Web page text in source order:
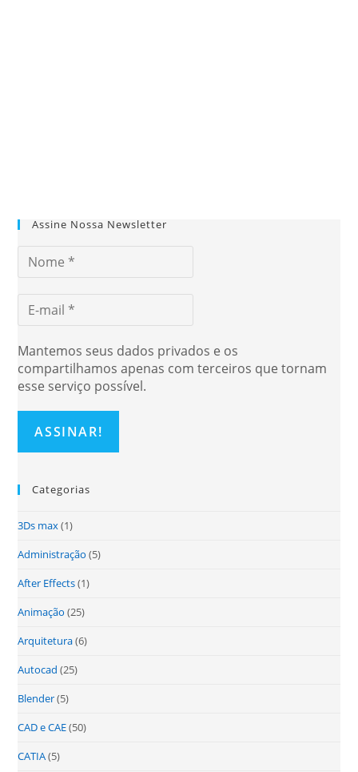
Assine Nossa Newsletter
Mantemos seus dados privados e os
compartilhamos apenas com terceiros que tornam
esse serviço possível.
Categorias
3Ds max(1)
Administração (5)
After Effects(1)
Animação (25)
Arquitetura(6)
Autocad (25)
Blender(5)
CAD e CAE(50)
CATIA(5)